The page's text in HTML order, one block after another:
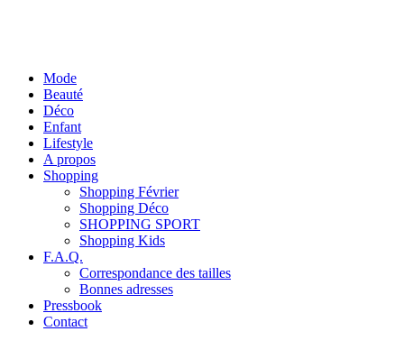
Mode
Beauté
Déco
Enfant
Lifestyle
A propos
Shopping
Shopping Février
Shopping Déco
SHOPPING SPORT
Shopping Kids
F.A.Q.
Correspondance des tailles
Bonnes adresses
Pressbook
Contact